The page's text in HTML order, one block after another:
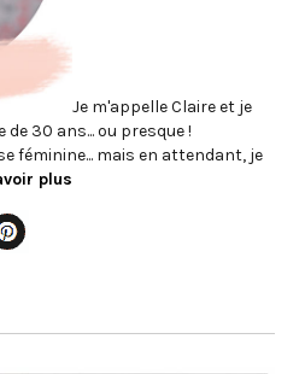
Je m'appelle Claire et je
30 ans... ou presque !
féminine... mais en attendant, je
plus